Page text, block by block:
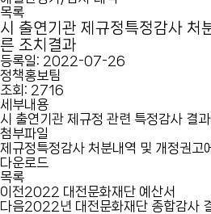
목록
시 출연기관 제규정특정감사 처
른 조치결과
등록일: 2022-07-26
정책홍보팀
조회: 2716
세부내용
시 출연기관 제규정 관련 특정감사 결
첨부파일
제규정특정감사 처분내역 및 개정권고
다운로드
목록
이전2022 대전문화재단 예산서
다음2022년 대전문화재단 종합감사